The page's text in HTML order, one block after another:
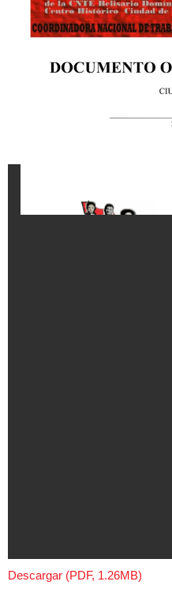
Descargar (PDF, 1.26MB)